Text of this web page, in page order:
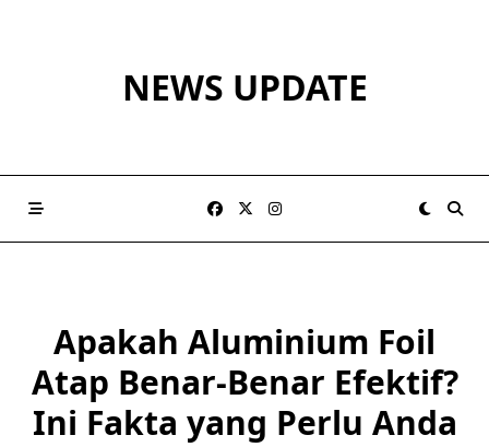
NEWS UPDATE
Apakah Aluminium Foil
Atap Benar-Benar Efektif?
Ini Fakta yang Perlu Anda